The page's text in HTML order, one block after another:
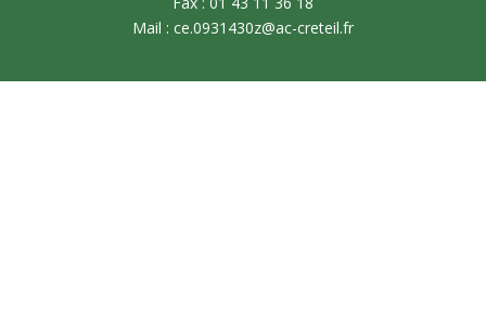
Mail : ce.0931430z@ac-creteil.fr